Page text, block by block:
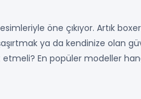
öne çıkıyor. Artık
ya da kendinize olan
En popüler modeller